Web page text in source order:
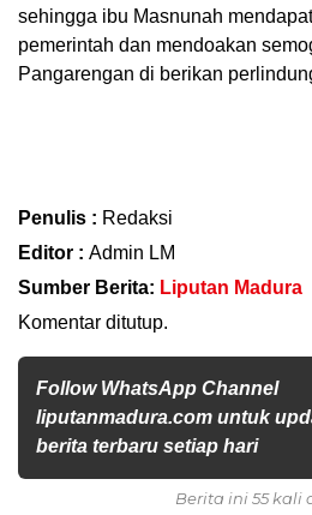
sehingga ibu Masnunah
pemerintah dan mendoakan
Pangarengan di berikan
Penulis : Redaksi
Editor : Admin LM
Sumber Berita: Liputan Madura
Komentar ditutup.
Follow WhatsApp Channel
liputanmadura.com untuk
berita terbaru setiap hari
Berita ini 55 kali